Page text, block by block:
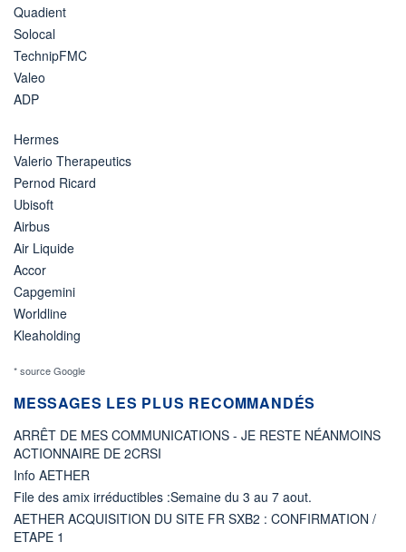
Quadient
Solocal
TechnipFMC
Valeo
ADP
Hermes
Valerio Therapeutics
Pernod Ricard
Ubisoft
Airbus
Air Liquide
Accor
Capgemini
Worldline
Kleaholding
* source Google
MESSAGES LES PLUS RECOMMANDÉS
ARRÊT DE MES COMMUNICATIONS - JE RESTE NÉANMOINS
ACTIONNAIRE DE 2CRSI
Info AETHER
File des amix irréductibles :Semaine du 3 au 7 aout.
AETHER ACQUISITION DU SITE FR SXB2 : CONFIRMATION /
ETAPE 1